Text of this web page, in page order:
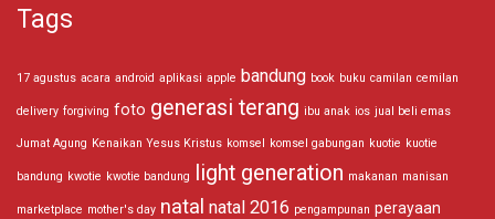
Tags
17 agustus acara android aplikasi apple bandung book buku camilan cemilan
delivery forgiving foto generasi terang ibu anak ios jual beli emas
Jumat Agung Kenaikan Yesus Kristus komsel komsel gabungan kuotie kuotie
bandung kwotie kwotie bandung light generation makanan manisan
marketplace mother's day natal natal 2016 pengampunan perayaan